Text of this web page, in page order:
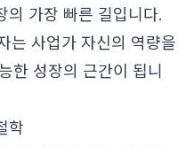
의 가장 빠른 길입니다.
는 사업가 자신의 역량을
한 성장의 근간이 됩니
학